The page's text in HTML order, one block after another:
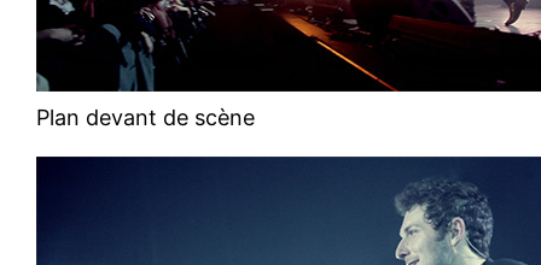
Plan devant de scène